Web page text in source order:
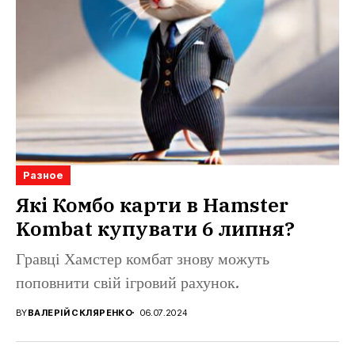
Разное
Які Комбо карти в Hamster
Kombat купувати 6 липня?
Гравці Хамстер комбат знову можуть
поповнити свій ігровий рахунок.
BYВАЛЕРІЙ СКЛЯРЕНКО 06.07.2024